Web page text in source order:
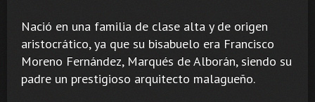
Nació en una familia de clase alta y de origen
aristocrático, ya que su bisabuelo era Francisco
Moreno Fernández, Marqués de Alborán, siendo su
padre un prestigioso arquitecto malagueño.